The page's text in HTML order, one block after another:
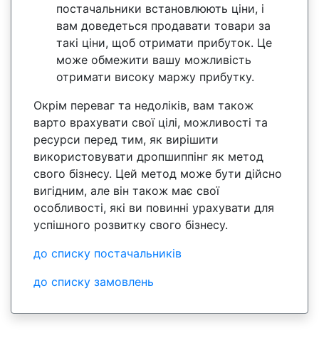
постачальники встановлюють ціни, і
вам доведеться продавати товари за
такі ціни, щоб отримати прибуток. Це
може обмежити вашу можливість
отримати високу маржу прибутку.
Окрім переваг та недоліків, вам також
варто врахувати свої цілі, можливості та
ресурси перед тим, як вирішити
використовувати дропшиппінг як метод
свого бізнесу. Цей метод може бути дійсно
вигідним, але він також має свої
особливості, які ви повинні урахувати для
успішного розвитку свого бізнесу.
до списку постачальників
до списку замовлень